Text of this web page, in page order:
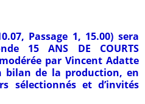
Passage 1, 15.00) sera
15 ANS DE COURTS
modérée par Vincent Adatte
bilan de la production, en
sélectionnés et d’invités